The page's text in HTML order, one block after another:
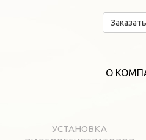
О
УСТАНОВКА